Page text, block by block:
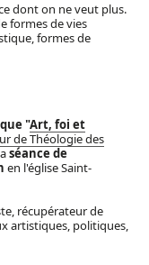
dont on ne veut plus.
formes de vies
formes de
"Art, foi et
de Théologie des
séance de
en l'église Saint-
récupérateur de
artistiques, politiques,